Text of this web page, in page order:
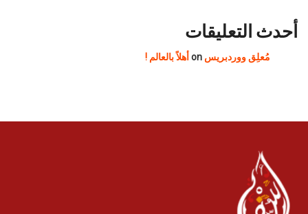
أحدث التعليقات
مُعلِق ووردبريس أهلاً بالعالم !